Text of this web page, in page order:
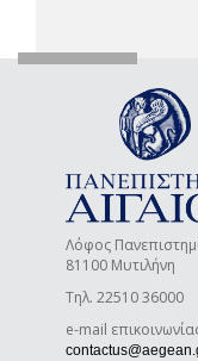
Λόφος
81100 Μυτιλήνη
Τηλ. 22510 36000
e-mail